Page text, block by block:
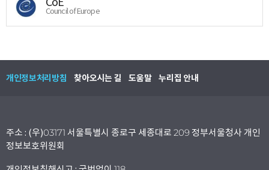
Council of Europe
개인정보처리방침 찾아오시는 길 도움말 누리집 안내
주소 : (우)03171 서울특별시 종로구 세종대로 209 정부서울청사 개인
정보보호위원회